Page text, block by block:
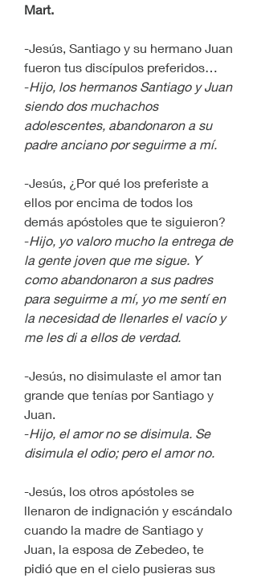
Mart.
-Jesús, Santiago y su hermano Juan
fueron tus discípulos preferidos…
-Hijo, los hermanos Santiago y Juan
siendo dos muchachos
adolescentes, abandonaron a su
padre anciano por seguirme a mí.
-Jesús, ¿Por qué los preferiste a
ellos por encima de todos los
demás apóstoles que te siguieron?
-Hijo, yo valoro mucho la entrega de
la gente joven que me sigue. Y
como abandonaron a sus padres
para seguirme a mí, yo me sentí en
la necesidad de llenarles el vacío y
me les di a ellos de verdad.
-Jesús, no disimulaste el amor tan
grande que tenías por Santiago y
Juan.
-Hijo, el amor no se disimula. Se
disimula el odio; pero el amor no.
-Jesús, los otros apóstoles se
llenaron de indignación y escándalo
cuando la madre de Santiago y
Juan, la esposa de Zebedeo, te
pidió que en el cielo pusieras sus